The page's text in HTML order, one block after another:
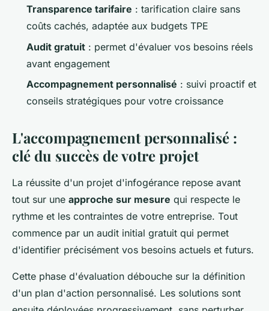
Transparence tarifaire : tarification claire sans
coûts cachés, adaptée aux budgets TPE
Audit gratuit : permet d'évaluer vos besoins réels
avant engagement
Accompagnement personnalisé : suivi proactif et
conseils stratégiques pour votre croissance
L'accompagnement personnalisé :
clé du succès de votre projet
La réussite d'un projet d'infogérance repose avant
tout sur une approche sur mesure qui respecte le
rythme et les contraintes de votre entreprise. Tout
commence par un audit initial gratuit qui permet
d'identifier précisément vos besoins actuels et futurs.
Cette phase d'évaluation débouche sur la définition
d'un plan d'action personnalisé. Les solutions sont